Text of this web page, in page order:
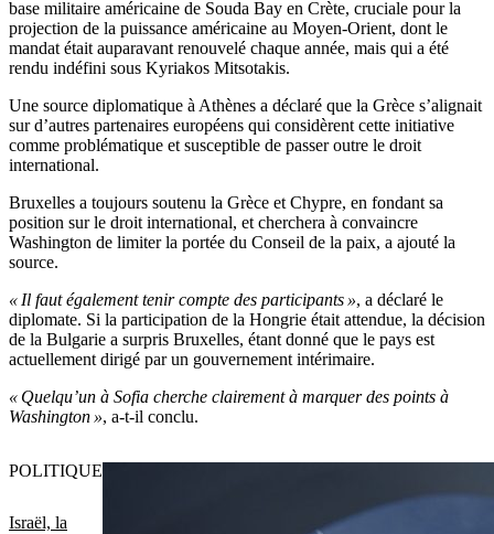
base militaire américaine de Souda Bay en Crète, cruciale pour la
projection de la puissance américaine au Moyen-Orient, dont le
mandat était auparavant renouvelé chaque année, mais qui a été
rendu indéfini sous Kyriakos Mitsotakis.
Une source diplomatique à Athènes a déclaré que la Grèce s’alignait
sur d’autres partenaires européens qui considèrent cette initiative
comme problématique et susceptible de passer outre le droit
international.
Bruxelles a toujours soutenu la Grèce et Chypre, en fondant sa
position sur le droit international, et cherchera à convaincre
Washington de limiter la portée du Conseil de la paix, a ajouté la
source.
« Il faut également tenir compte des participants », a déclaré le
diplomate. Si la participation de la Hongrie était attendue, la décision
de la Bulgarie a surpris Bruxelles, étant donné que le pays est
actuellement dirigé par un gouvernement intérimaire.
« Quelqu’un à Sofia cherche clairement à marquer des points à
Washington », a-t-il conclu.
Israël, la
POLITIQUE